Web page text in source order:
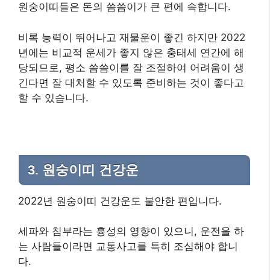
원숭이띠들은 돈의 씀씀이가 큰 편에 속합니다.
비록 능력이 뛰어나고 재물운이 좋긴 하지만 2022
년에는 비교적 운세가 좋지 않은 충태세 연간에 해
당되므로, 평소 씀씀이를 잘 조절하여 어려움이 생
긴다면 잘 대처할 수 있도록 준비하는 것이 좋다고
할 수 있습니다.​
3. 원숭이띠 건강운
2022년 원숭이띠 건강운도 불안한 편입니다.
세파와 침부라는 흉성의 영향이 있으니, 운전을 하
는 사람들이라면 교통사고를 특히 조심해야 합니
다.